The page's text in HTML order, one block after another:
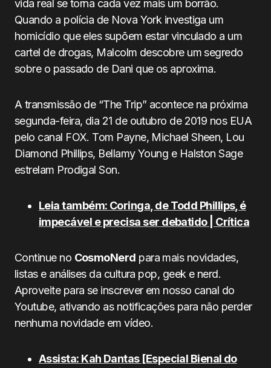
vida real se torna cada vez mais um borrão.
Quando a polícia de Nova York investiga um
homicídio que eles supõem estar vinculado a um
cartel de drogas, Malcolm descobre um segredo
sobre o passado de Dani que os aproxima.
A transmissão de “The Trip” acontece na próxima
segunda-feira, dia 21 de outubro de 2019 nos EUA
pelo canal FOX. Tom Payne, Michael Sheen, Lou
Diamond Phillips, Bellamy Young e Halston Sage
estrelam Prodigal Son.
Leia também: Coringa, de Todd Phillips, é
impecável e precisa ser debatido | Crítica
Continue no CosmoNerd para mais novidades,
listas e análises da cultura pop, geek e nerd.
Aproveite para se inscrever em nosso canal do
Youtube, ativando as notificações para não perder
nenhuma novidade em vídeo.
Assista: Kah Dantas [Especial Bienal do